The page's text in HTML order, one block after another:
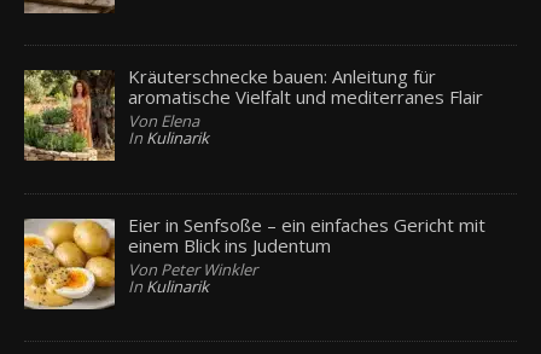
Kräuterschnecke bauen: Anleitung für
aromatische Vielfalt und mediterranes Flair
Von Elena
In Kulinarik
Eier in Senfsoße – ein einfaches Gericht mit
einem Blick ins Judentum
Von Peter Winkler
In Kulinarik